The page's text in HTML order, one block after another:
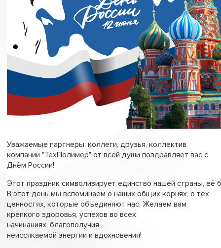
Уважаемые партнеры, коллеги, друзья, коллектив
компании "ТехПолимер" от всей души поздравляет вас с
Днём России!
Этот праздник символизирует единство нашей страны, её
В этот день мы вспоминаем о наших общих корнях, о тех
ценностях, которые объединяют нас. Желаем вам
крепкого здоровья, успехов во всех
начинаниях, благополучия,
неиссякаемой энергии и вдохновения!